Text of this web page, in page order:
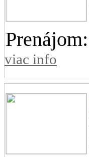
Prenájom:
viac info